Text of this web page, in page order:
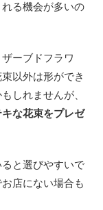
る機会が多いの
ーブドフラワ
以外は形ができ
しれませんが、
な花束をプレゼ
と選びやすいで
店にない場合も